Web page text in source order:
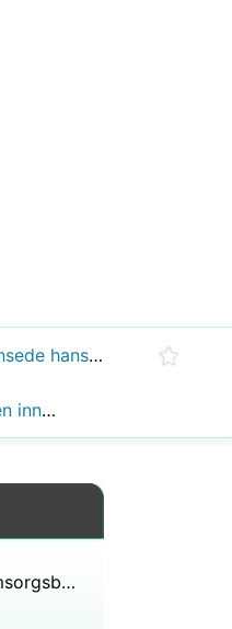
Hvordan kaster du forurensede hansker på legekontoret. Bør brukes kastes med røde poser?
Hvor mye avfall kan endetarmen inneholde?
Hva er rutineavfall i en omsorgsbolig?